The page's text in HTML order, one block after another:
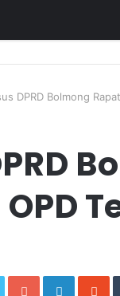
DPRD Bolmong
TwitterGoogle+LinkedIn